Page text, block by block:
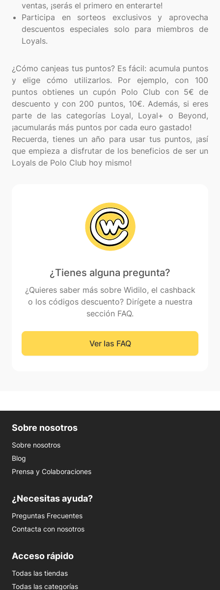
ventas, ¡serás el primero en enterarte!
Participa en sorteos exclusivos y aprovecha
descuentos especiales solo para miembros de
Loyals.
¿Cómo canjeas tus puntos? Es fácil: acumula puntos
y elige cómo utilizarlos. Por ejemplo, con 100
puntos obtienes un cupón Polo Club con 5€ de
descuento y con 200 puntos, 10€. Además, si eres
parte de las categorías Loyal, Loyal+ o Beyond,
¡acumularás más puntos por cada euro gastado!
Recuerda, tienes un año para usar tus puntos, ¡así
que empieza a disfrutar de los beneficios de ser un
¿Tienes alguna pregunta?
¿Quieres saber más sobre Widilo, el cashback
o los códigos descuento? Dirígete a nuestra
sección FAQ.
Ver las FAQ
Sobre nosotros
Sobre nosotros
Blog
Prensa y Colaboraciones
¿Necesitas ayuda?
Preguntas Frecuentes
Contacta con nosotros
Acceso rápido
Todas las tiendas
Todas las categorías